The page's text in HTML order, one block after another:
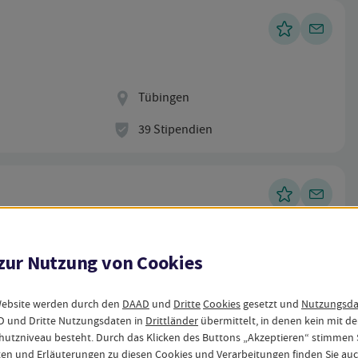
Nutzung vonCookies
werden durch den DAAD und DritteCookies gesetzt und
und Dritte Nutzungsdaten in Drittländer übermittelt, in denen kein mit
besteht. Durch das Klicken des Buttons „Akzeptieren“ stimmen
und Erläuterungen zu diesen Cookies und Verarbeitungen finden Sie
Standort
Tübingen
Stipendien
39 Stipendien
StandortTübingen